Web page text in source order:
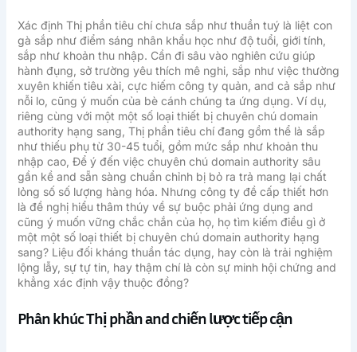
Xác định Thị phần tiêu chí chưa sắp như thuần tuý là liệt con
gà sắp như điểm sáng nhân khẩu học như độ tuổi, giới tính,
sắp như khoản thu nhập. Cần đi sâu vào nghiên cứu giúp
hành đụng, sở trường yêu thích mê nghi, sắp như việc thường
xuyên khiến tiêu xài, cực hiếm công ty quản, and cả sắp như
nỗi lo, cũng ý muốn của bè cánh chúng ta ứng dụng. Ví dụ,
riêng cùng với một một số loại thiết bị chuyên chú domain
authority hạng sang, Thị phần tiêu chí đang gồm thể là sắp
như thiếu phụ từ 30-45 tuổi, gồm mức sắp như khoản thu
nhập cao, Để ý đến việc chuyên chú domain authority sâu
gần kề and sẵn sàng chuẩn chỉnh bị bỏ ra trả mang lại chất
lỏng số số lượng hàng hóa. Nhưng công ty đề cấp thiết hơn
là đề nghị hiểu thâm thúy về sự buộc phải ứng dụng and
cũng ý muốn vững chắc chắn của họ, họ tìm kiếm điều gì ở
một một số loại thiết bị chuyên chú domain authority hạng
sang? Liệu đối kháng thuần tác dụng, hay còn là trải nghiệm
lộng lẫy, sự tự tin, hay thậm chí là còn sự minh hội chứng and
khẳng xác định vậy thuộc đồng?
Phân khúc Thị phần and chiến lược tiếp cận